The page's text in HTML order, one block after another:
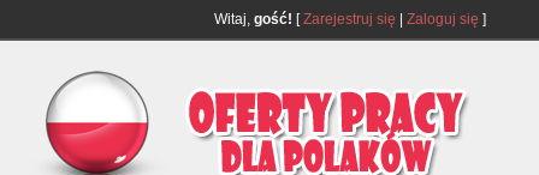
Witaj, gość! [Zarejestruj się Zaloguj się ]